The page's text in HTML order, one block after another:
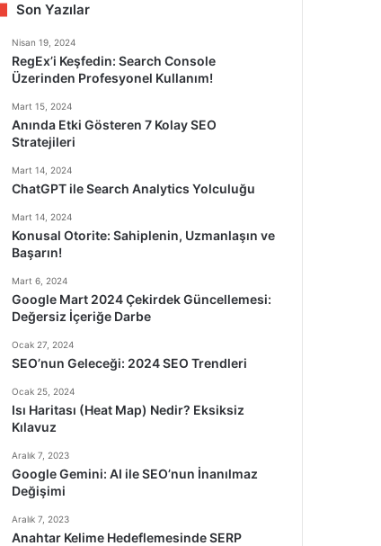
Son Yazılar
Nisan 19, 2024
RegEx’i Keşfedin: Search Console
Üzerinden Profesyonel Kullanım!
Mart 15, 2024
Anında Etki Gösteren 7 Kolay SEO
Stratejileri
Mart 14, 2024
ChatGPT ile Search Analytics Yolculuğu
Mart 14, 2024
Konusal Otorite: Sahiplenin, Uzmanlaşın ve
Başarın!
Mart 6, 2024
Google Mart 2024 Çekirdek Güncellemesi:
Değersiz İçeriğe Darbe
Ocak 27, 2024
SEO’nun Geleceği: 2024 SEO Trendleri
Ocak 25, 2024
Isı Haritası (Heat Map) Nedir? Eksiksiz
Kılavuz
Aralık 7, 2023
Google Gemini: AI ile SEO’nun İnanılmaz
Değişimi
Aralık 7, 2023
Anahtar Kelime Hedeflemesinde SERP